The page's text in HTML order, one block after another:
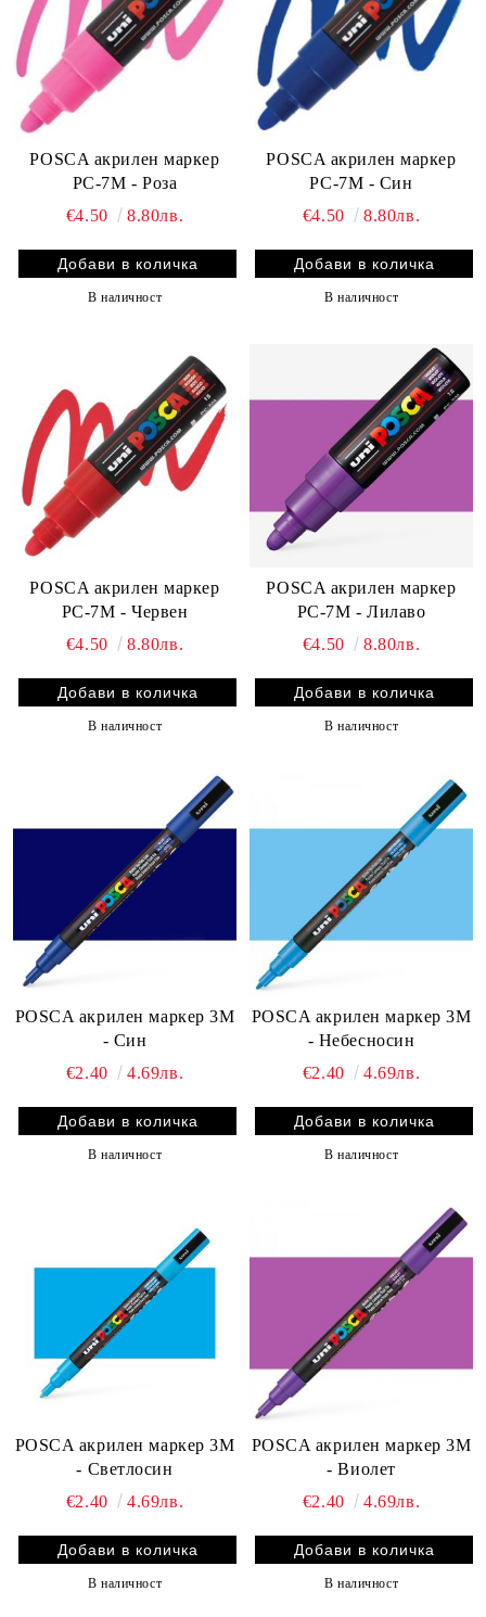
POSCA акрилен маркер
PC-7M - Роза
€4.50
8.80лв.
В наличност
POSCA акрилен маркер
PC-7M - Син
€4.50
8.80лв.
В наличност
POSCA акрилен маркер
PC-7M - Червен
€4.50
8.80лв.
В наличност
POSCA акрилен маркер
PC-7M - Лилаво
€4.50
8.80лв.
В наличност
POSCA акрилен маркер 3M
- Син
€2.40
4.69лв.
В наличност
POSCA акрилен маркер 3M
- Небесносин
€2.40
4.69лв.
В наличност
POSCA акрилен маркер 3M
- Светлосин
€2.40
4.69лв.
В наличност
POSCA акрилен маркер 3M
- Виолет
€2.40
4.69лв.
В наличност